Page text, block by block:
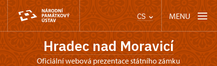
CS MENU
Hradec nad Moravicí
oficiální webová prezentace státního zámku